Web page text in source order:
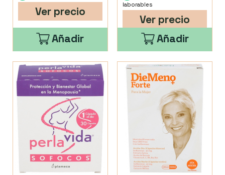
Ver precio
Añadir
laborables
Ver precio
Añadir